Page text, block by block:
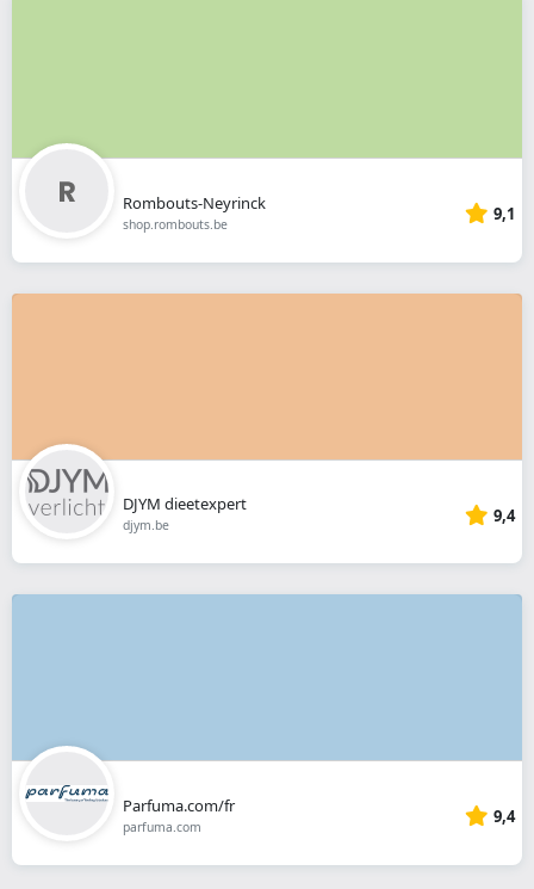
Rombouts-Neyrinck
shop.rombouts.be 9,1
DJYM dieetexpert
djym.be 9,4
Parfuma.com/fr
parfuma.com 9,4